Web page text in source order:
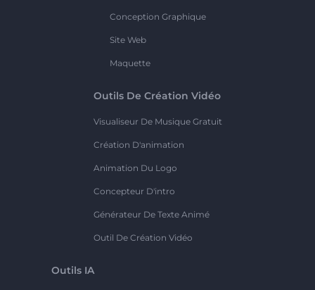
Conception Graphique
Site Web
Maquette
Outils De Création Vidéo
Visualiseur De Musique Gratuit
Création D'animation
Animation Du Logo
Concepteur D'intro
Générateur De Texte Animé
Outil De Création Vidéo
Outils IA